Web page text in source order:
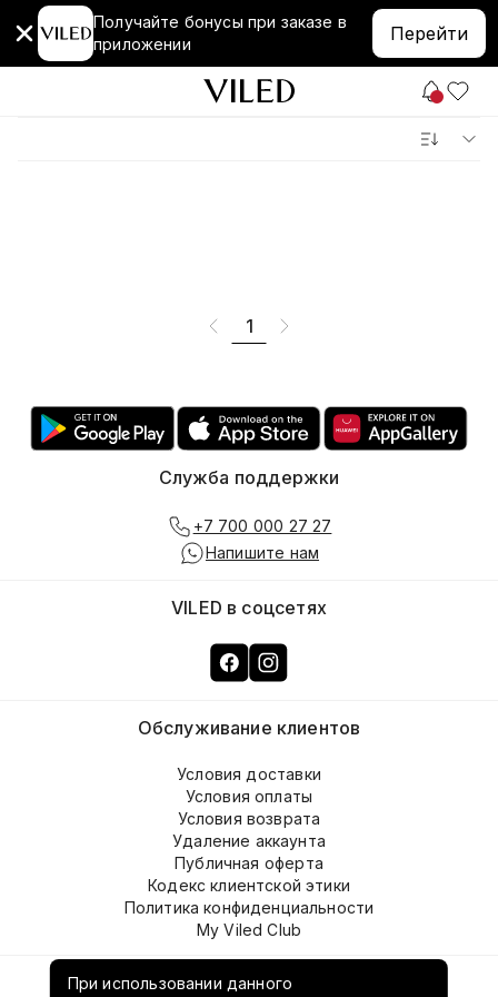
Получайте бонусы при заказе в
приложении
Перейти
1
При использовании данного
О компании
Обслуживание клиентов
Условия доставки
Условия оплаты
Условия возврата
Удаление аккаунта
Публичная оферта
Кодекс клиентской этики
Политика конфиденциальности
My Viled Club
VILED в соцсетях
Служба поддержки
+7 700 000 27 27
Напишите нам